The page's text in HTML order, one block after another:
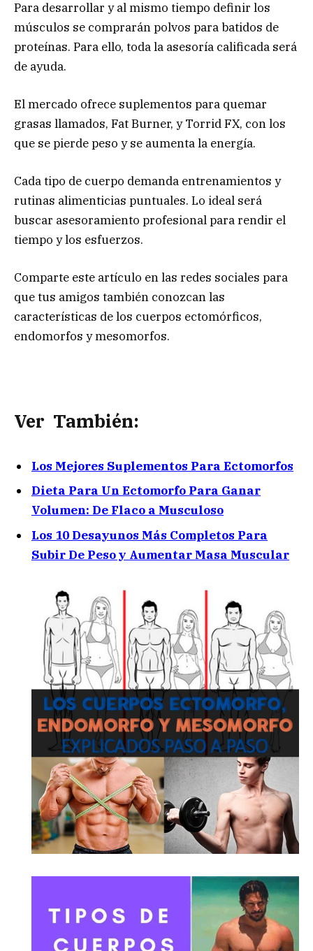
Para desarrollar y al mismo tiempo definir los
músculos se comprarán polvos para batidos de
proteínas. Para ello, toda la asesoría calificada será
de ayuda.
El mercado ofrece suplementos para quemar
grasas llamados, Fat Burner, y Torrid FX, con los
que se pierde peso y se aumenta la energía.
Cada tipo de cuerpo demanda entrenamientos y
rutinas alimenticias puntuales. Lo ideal será
buscar asesoramiento profesional para rendir el
tiempo y los esfuerzos.
Comparte este artículo en las redes sociales para
que tus amigos también conozcan las
características de los cuerpos ectomórficos,
endomorfos y mesomorfos.
Ver También:
Los Mejores Suplementos Para Ectomorfos
Dieta Para Un Ectomorfo Para Ganar
Volumen: De Flaco a Musculoso
Los 10 Desayunos Más Completos Para
Subir De Peso y Aumentar Masa Muscular